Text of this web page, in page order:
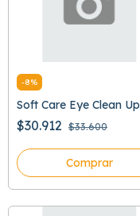
-8%
Soft Care Eye Clean Up
$30.912 $33.600
Comprar